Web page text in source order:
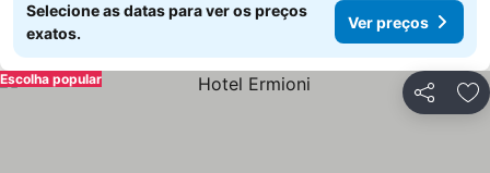
Selecione as datas para ver os preços
exatos.
Ver preços
Partilhar
Escolha popular